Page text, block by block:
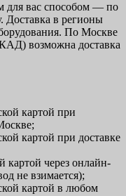
для вас способом — по
Доставка в регионы
По Москве
возможна доставка
картой при
картой при доставке
картой через онлайн-
не взимается);
картой в любом